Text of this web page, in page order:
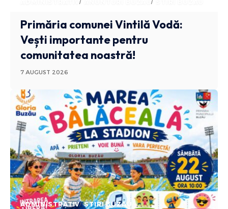
ADMINISTRATIV ANUNTURI BUZAU
Primăria comunei Vintilă Vodă:
Vești importante pentru
comunitatea noastră!
7 AUGUST 2026
ADMINISTRATIV STIRI BUZAU